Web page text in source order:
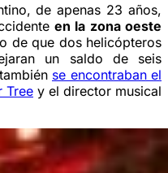
de apenas 23 años,
en la zona oeste
de que dos helicópteros
un saldo de seis
se encontraban el
Tree y el director musical